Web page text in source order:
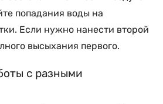
попадания воды на
Если нужно нанести второй
высыхания первого.
с разными